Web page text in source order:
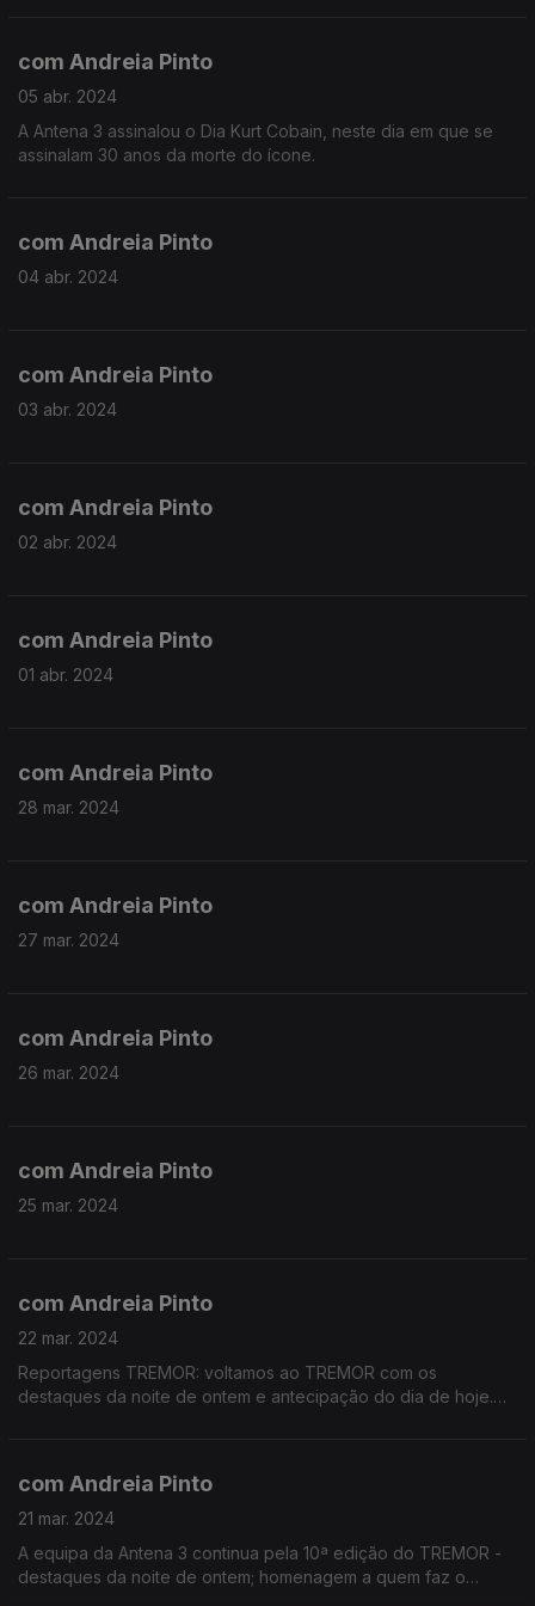
com Andreia Pinto
05 abr. 2024
A Antena 3 assinalou o Dia Kurt Cobain, neste dia em que se
assinalam 30 anos da morte do ícone.
com Andreia Pinto
04 abr. 2024
com Andreia Pinto
03 abr. 2024
com Andreia Pinto
02 abr. 2024
com Andreia Pinto
01 abr. 2024
com Andreia Pinto
28 mar. 2024
com Andreia Pinto
27 mar. 2024
com Andreia Pinto
26 mar. 2024
com Andreia Pinto
25 mar. 2024
com Andreia Pinto
22 mar. 2024
Reportagens TREMOR: voltamos ao TREMOR com os
destaques da noite de ontem e antecipação do dia de hoje.
com Andreia Pinto
21 mar. 2024
A equipa da Antena 3 continua pela 10ª edição do TREMOR -
destaques da noite de ontem; homenagem a quem faz o